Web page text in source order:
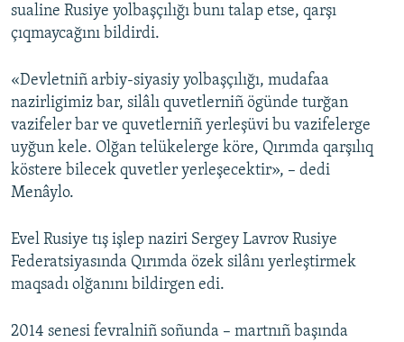
sualine Rusiye yolbaşçılığı bunı talap etse, qarşı
çıqmaycağını bildirdi.
«Devletniñ arbiy-siyasiy yolbaşçılığı, mudafaa
nazirligimiz bar, silâlı quvetlerniñ ögünde turğan
vazifeler bar ve quvetlerniñ yerleşüvi bu vazifelerge
uyğun kele. Olğan telükelerge köre, Qırımda qarşılıq
köstere bilecek quvetler yerleşecektir», – dedi
Menâylo.
Evel Rusiye tış işlep naziri Sergey Lavrov Rusiye
Federatsiyasında Qırımda özek silânı yerleştirmek
maqsadı olğanını bildirgen edi.
2014 senesi fevralniñ soñunda – martnıñ başında